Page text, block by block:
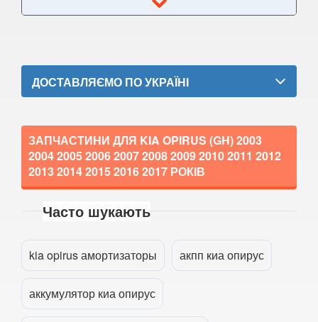
PRO Cee'd II (JD)
Cee'd III Sportwagen
EV3
EV4
EV6
Magentis II (MG)
Magentis III (TF)
Magentis IV (JF)
Прикріпити файл
ДОСТАВЛЯЄМО ПО УКРАЇНІ
ЗАПЧАСТИНИ ДЛЯ KIA OPIRUS (GH)2003
2004 2005 2006 2007 2008 2009 2010 2011 2012
2013 2014 2015 2016 2017 РОКІВ
Часто шукають
kia opirus амортизаторы акпп киа опирус
аккумулятор киа опирус